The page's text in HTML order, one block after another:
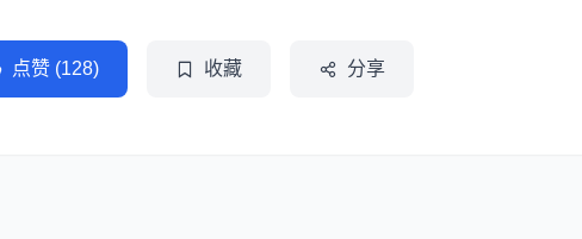
点赞 (128) 收藏 分享